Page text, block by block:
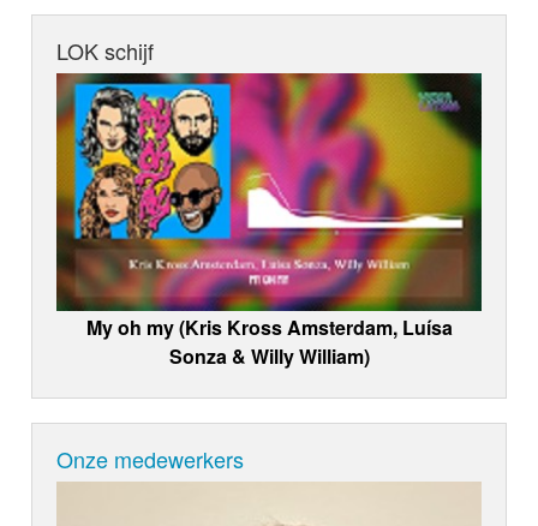
LOK schijf
My oh my (Kris Kross Amsterdam, Luísa
Sonza & Willy William)
Onze medewerkers